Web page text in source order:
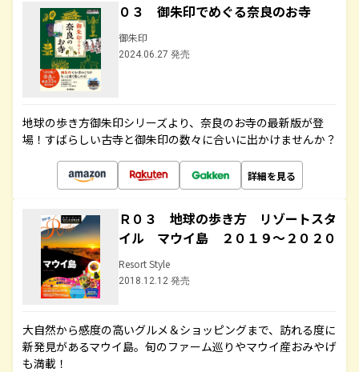
０３ 御朱印でめぐる奈良のお寺
御朱印
2024.06.27 発売
地球の歩き方御朱印シリーズより、奈良のお寺の最新版が登
場！すばらしい古寺と御朱印の数々に合いに出かけませんか？
詳細を見る
Ｒ０３ 地球の歩き方 リゾートスタ
イル マウイ島 ２０１９～２０２０
Resort Style
2018.12.12 発売
大自然から感度の高いグルメ＆ショッピングまで、訪れる度に
新発見があるマウイ島。旬のファーム巡りやマウイ産おみやげ
も満載！